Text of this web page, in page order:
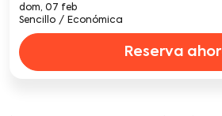
dom, 07 feb
Sencillo / Económica
Reserva